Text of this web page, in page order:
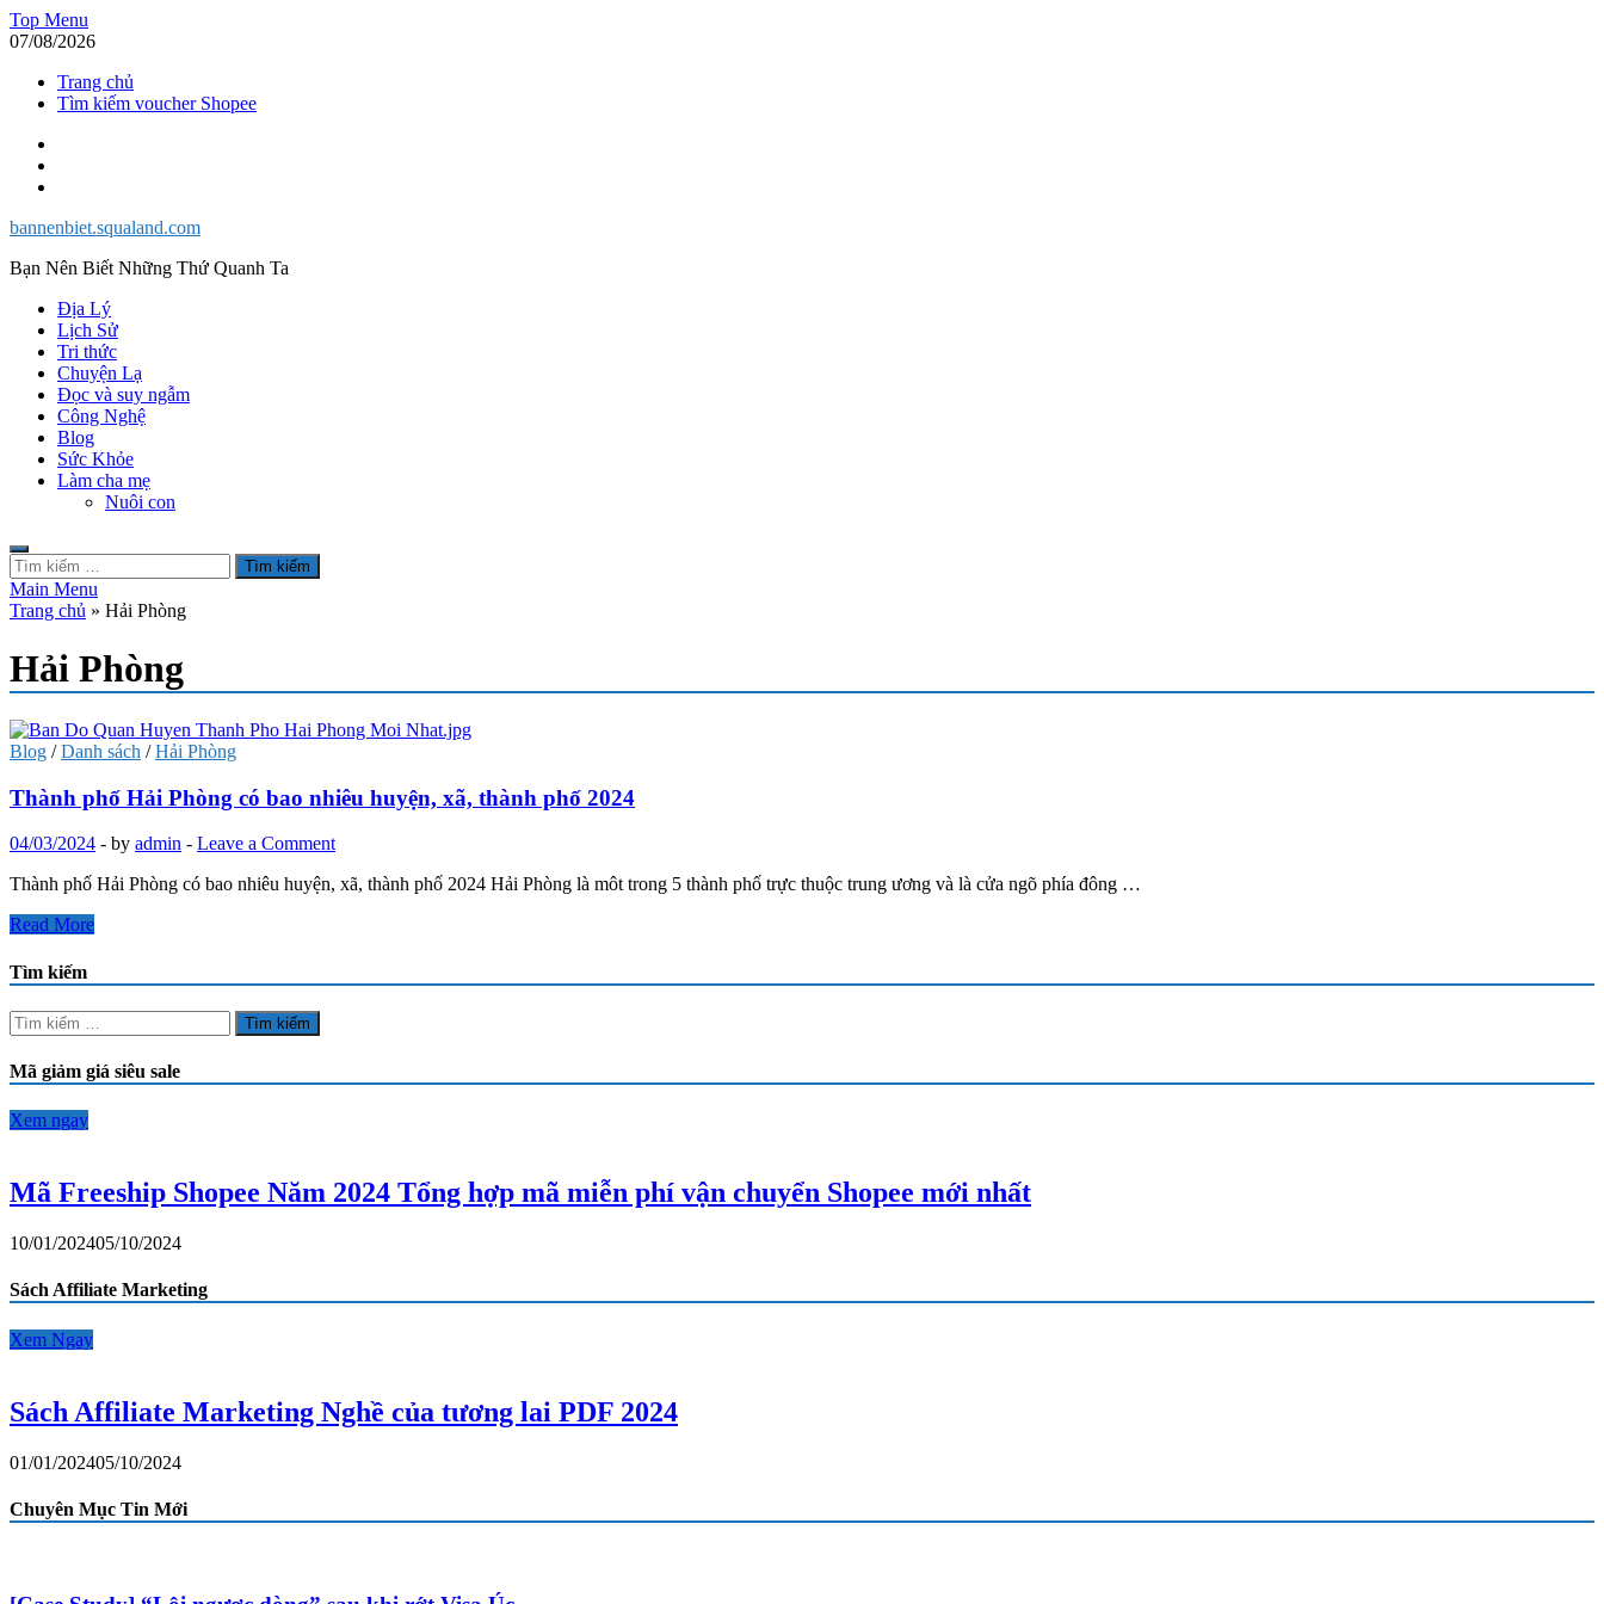
Skip
to
Top Menu
07/08/2026
Trang chủ
Tìm kiếm voucher Shopee
bannenbiet.squaland.com
Bạn Nên Biết Những Thứ Quanh Ta
Địa Lý
Lịch Sử
Tri thức
Chuyện Lạ
Đọc và suy ngẫm
Công Nghệ
Blog
Sức Khỏe
Làm cha mẹ
Nuôi con
Tìm
kiếm
cho:
Main Menu
Trang chủ » Hải Phòng
Hải Phòng
Blog /Danh sách /Hải Phòng
Thành phố Hải Phòng có bao nhiêu huyện, xã, thành phố 2024
04/03/2024 - by admin - Leave a Comment
Thành phố Hải Phòng có bao nhiêu huyện, xã, thành phố 2024 Hải Phòng là môt trong 5 thành phố trực thuộc trung ương và là cửa ngõ phía đông …
Thành
Hải
Phòng
có
bao
huyện,
thành
Read More
Tìm kiếm
Tìm
kiếm
cho:
Mã giảm giá siêu sale
Xem ngay
Mã Freeship Shopee Năm 2024 Tổng hợp mã miễn phí vận chuyển Shopee mới nhất
10/01/202405/10/2024
Sách Affiliate Marketing
Xem Ngay
Sách Affiliate Marketing Nghề của tương lai PDF 2024
01/01/202405/10/2024
Chuyên Mục Tin Mới